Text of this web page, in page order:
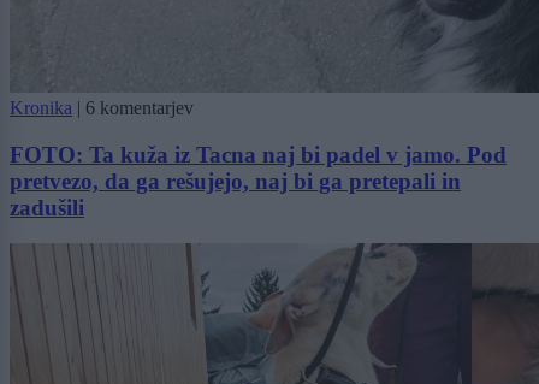
Kronika | 6 komentarjev
FOTO: Ta kuža iz Tacna naj bi padel v jamo. Pod
pretvezo, da ga rešujejo, naj bi ga pretepali in
zadušili